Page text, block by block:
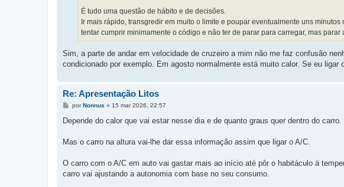
É tudo uma questão de hábito e de decisões.
Ir mais rápido, transgredir em muito o limite e poupar eventualmente uns
tentar cumprir minimamente o código e não ter de parar para carregar, mas parar
Sim, a parte de andar em velocidade de cruzeiro a mim não me faz confusão
condicionado por exemplo. Em agosto normalmente está muito calor. Se eu ligar
Re: Apresentação Litos
M
n
s
g
porNonnus » 15 mar 2026, 22:57
Depende do calor que vai estar nesse dia e de quanto graus quer dentro do carro.
Mas o carro na altura vai-lhe dar essa informação assim que ligar o A/C.
O carro com o A/C em auto vai gastar mais ao início até pôr o habitáculo à
carro vai ajustando a autonomia com base no seu consumo.